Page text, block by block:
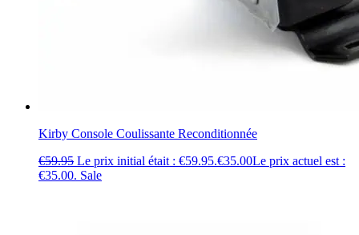
Kirby Console Coulissante Reconditionnée
€59.95 Le prix initial était : €59.95.€35.00Le prix actuel est :
€35.00. Sale